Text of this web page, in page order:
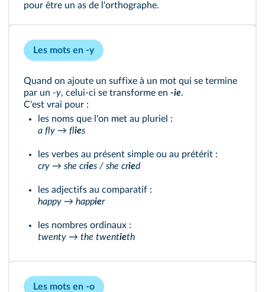
pour être un as de l'orthographe.
Les mots en -y
Quand on ajoute un suffixe à un mot qui se termine
par un -y, celui-ci se transforme en -ie.
C'est vrai pour :
les noms que l'on met au pluriel :
a fly → flies
les verbes au présent simple ou au prétérit :
cry → she cries / she cried
les adjectifs au comparatif :
happy → happier
les nombres ordinaux :
twenty → the twentieth
Les mots en -o